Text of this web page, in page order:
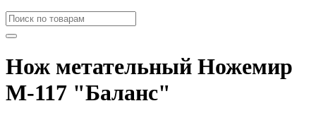
Нож метательный Ножемир
М-117 "Баланс"